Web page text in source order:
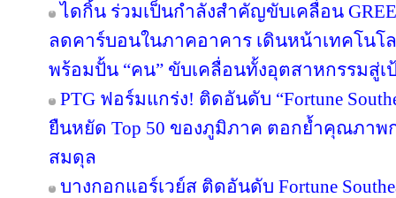
ไดกิ้น ร่วมเป็นกำลังสำคัญขับเคลื่อน
ลดคาร์บอนในภาคอาคาร เดินหน้าเทคโนโ
พร้อมปั้น “คน” ขับเคลื่อนทั้งอุตสาหกรรมสู่
PTG ฟอร์มแกร่ง! ติดอันดับ “Fortune
ยืนหยัด Top 50 ของภูมิภาค ตอกย้ำคุณภาพ
สมดุล
บางกอกแอร์เวย์ส ติดอันดับ Fortune